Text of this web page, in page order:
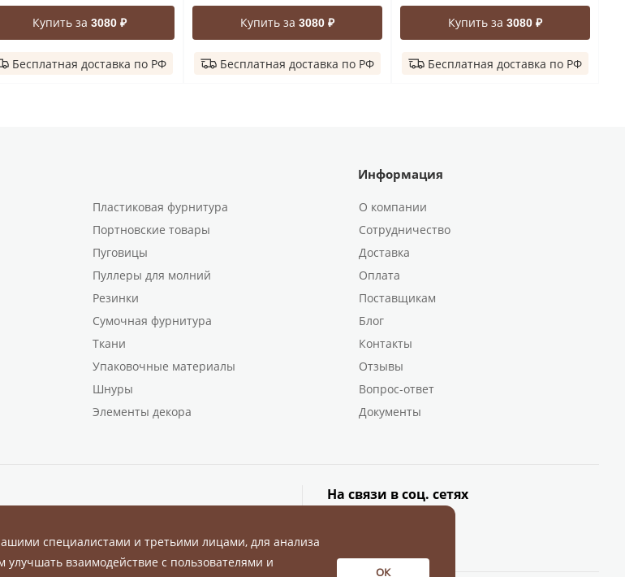
Купить за 3080 ₽
Бесплатная доставка по РФ
Купить за 3080 ₽
Бесплатная доставка по РФ
Купить за 3080 ₽
Бесплатная доставка по РФ
Пластиковая фурнитура
Портновские товары
Пуговицы
Пуллеры для молний
Резинки
Сумочная фурнитура
Ткани
Упаковочные материалы
Шнуры
Элементы декора
Информация
О компании
Сотрудничество
Доставка
Оплата
Поставщикам
Блог
Контакты
Отзывы
Вопрос-ответ
Документы
На связи в соц. сетях
специалистами и третьими лицами, для анализа
взаимодействие с пользователями и
ОК